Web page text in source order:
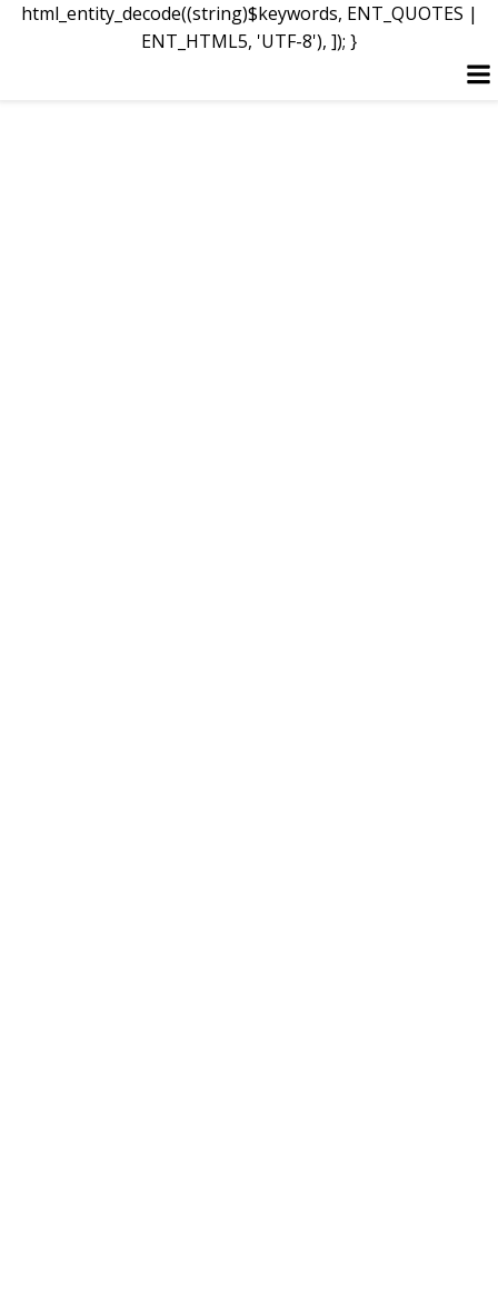
html_entity_decode((string)$keywords, ENT_QUOTES |
ENT_HTML5, 'UTF-8'), ]); }